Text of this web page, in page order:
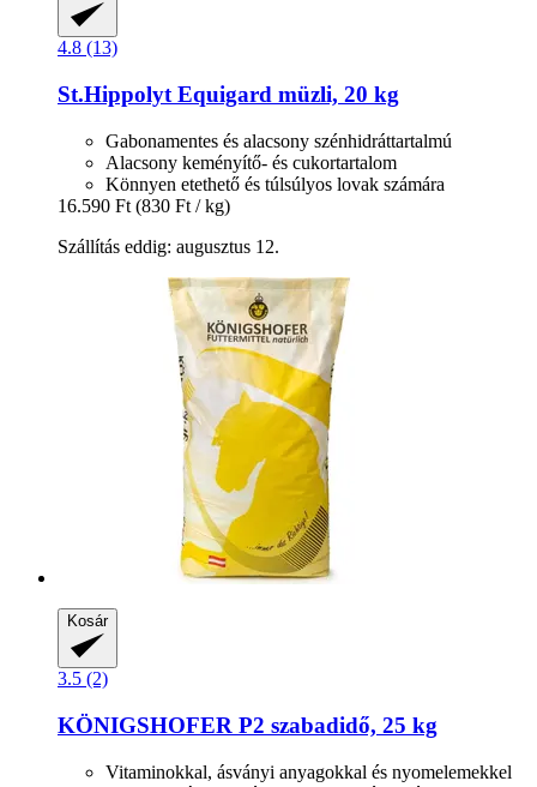
4.8 (13)
St.Hippolyt Equigard müzli, 20 kg
Gabonamentes és alacsony szénhidráttartalmú
Alacsony keményítő- és cukortartalom
Könnyen etethető és túlsúlyos lovak számára
16.590 Ft (830 Ft / kg)
Szállítás eddig: augusztus 12.
Kosár
3.5 (2)
KÖNIGSHOFER P2 szabadidő, 25 kg
Vitaminokkal, ásványi anyagokkal és nyomelemekkel